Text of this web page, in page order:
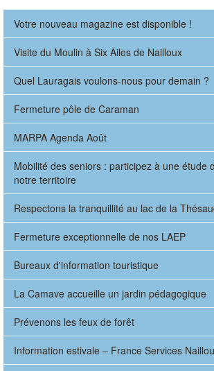
Votre nouveau magazine est disponible !
Visite du Moulin à Six Ailes de Nailloux
Quel Lauragais voulons-nous pour demain ?
Fermeture pôle de Caraman
MARPA Agenda Août
Mobilité des seniors : participez à une étude
notre territoire
Respectons la tranquillité au lac de la
Fermeture exceptionnelle de nos LAEP
Bureaux d'information touristique
La Camave accueille un jardin pédagogique
Prévenons les feux de forêt
Information estivale – France Services